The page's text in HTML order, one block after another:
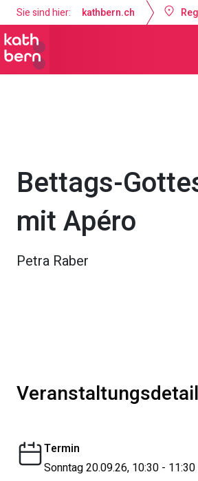
Sie sind hier: kathbern.ch
Bettags-
mit Apéro
Petra Raber
Termin
Sonntag 20.09.26, 10:30 - 11:30